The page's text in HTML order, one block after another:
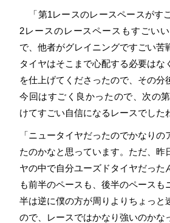
「第1レースのレースペースがす
2レースのレースペースもすごい
で、他者がグレイニングですごい苦
タイヤはそこまで心配する必要はな
を仕上げてくださったので、その分
今回はすごく良かったので、次の
けてすごい自信になるレースでした
「ニュータイヤだったのでかなり
たのかなと思っています。ただ、昨
ヤの中で自分ユーズドタイヤだった
も前半のペースも、後半のペースも
半は逆に僕の方が周りよりちょっと
ので、レースではかなり強いのかな